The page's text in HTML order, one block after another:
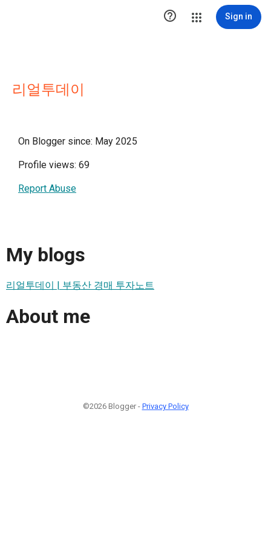
 Sign in
리얼투데이
On Blogger since: May 2025
Profile views: 69
Report Abuse
My blogs
리얼투데이 | 부동산 경매 투자노트
About me
©2026 Blogger - Privacy Policy